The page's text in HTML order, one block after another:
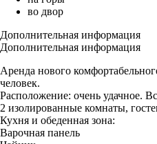
во двор
Дополнительная информация
Дополнительная информация
Аренда нового
человек.
Расположение: очень удачное.
2 изолированные комнаты,
Кухня и обеденная зона:
Варочная панель